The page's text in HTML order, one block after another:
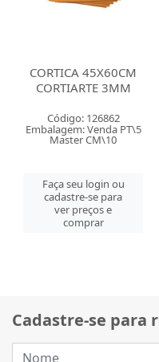
CORTICA 45X60CM
CORTIARTE 3MM
Código: 126862
Embalagem: Venda PT\5
Master CM\10
Faça seu login ou
cadastre-se para
ver preços e
comprar
Cadastre-se para